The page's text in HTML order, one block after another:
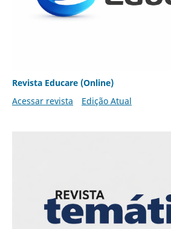
Revista Educare (Online)
Acessar revista
Edição Atual